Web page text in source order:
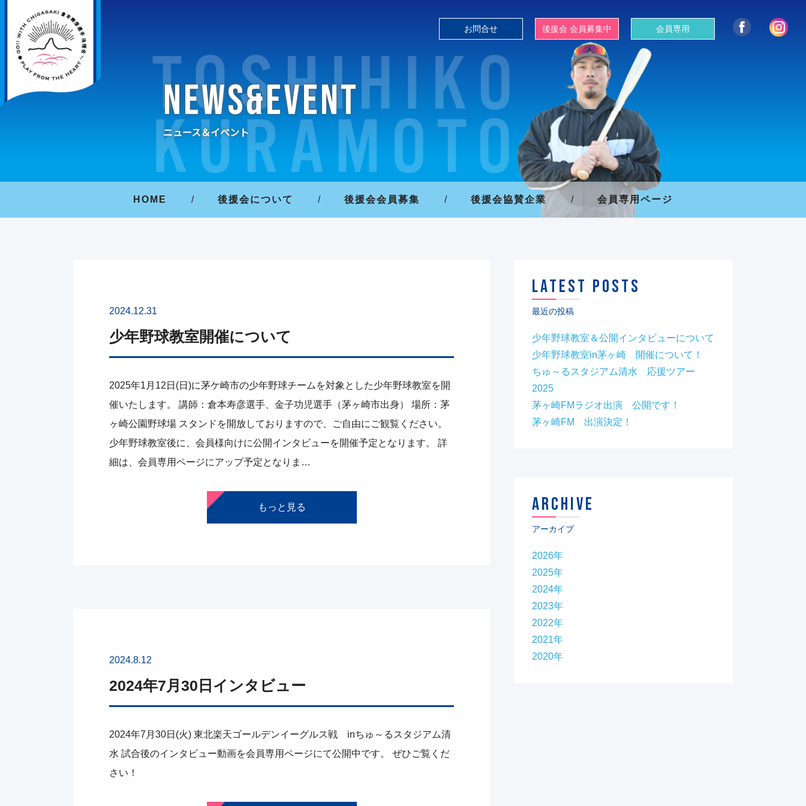
NEWS&EVENT
ニュース＆イベント
お問合せ 後援会 会員募集中 会員専用
HOME / 後援会について / 後援会会員募集 / 後援会協賛企業 / 会員専用ページ
2024.12.31
少年野球教室開催について
2025年1月12日(日)に茅ケ崎市の少年野球チームを対象とした少年野球教室を開
催いたします。 講師：倉本寿彦選手、金子功児選手（茅ヶ崎市出身） 場所：茅
ヶ崎公園野球場 スタンドを開放しておりますので、ご自由にご観覧ください。
少年野球教室後に、会員様向けに公開インタビューを開催予定となります。 詳
細は、会員専用ページにアップ予定となりま…
もっと見る
2024.8.12
2024年7月30日インタビュー
2024年7月30日(火) 東北楽天ゴールデンイーグルス戦 inちゅ～るスタジアム清
水 試合後のインタビュー動画を会員専用ページにて公開中です。 ぜひご覧くだ
さい！
LATEST POSTS
最近の投稿
少年野球教室＆公開インタビューについて
少年野球教室in茅ヶ崎 開催について！
ちゅ～るスタジアム清水 応援ツアー
2025
茅ヶ崎FMラジオ出演 公開です！
茅ヶ崎FM 出演決定！
ARCHIVE
アーカイブ
2026年
2025年
2024年
2023年
2022年
2021年
2020年